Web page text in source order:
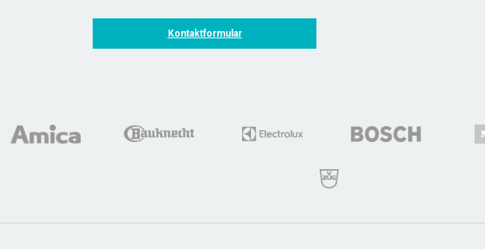
Kontaktformular